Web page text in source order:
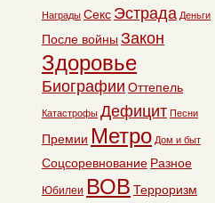
Награды Секс Эстрада Деньги
После войны Закон
Здоровье
Биографии Оттепель
Катастрофы Дефицит Песни
Премии Метро Дом и быт
Соцсоревнование Разное
Юбилеи ВОВ Терроризм